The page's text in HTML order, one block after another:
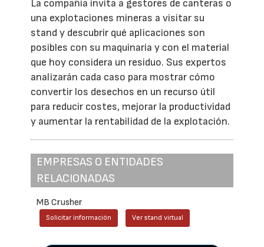
La compañía invita a gestores de canteras o
una explotaciones mineras a visitar su
stand y descubrir qué aplicaciones son
posibles con su maquinaria y con el material
que hoy considera un residuo. Sus expertos
analizarán cada caso para mostrar cómo
convertir los desechos en un recurso útil
para reducir costes, mejorar la productividad
y aumentar la rentabilidad de la explotación.
EMPRESAS O ENTIDADES
RELACIONADAS
MB Crusher
Solicitar información Ver stand virtual